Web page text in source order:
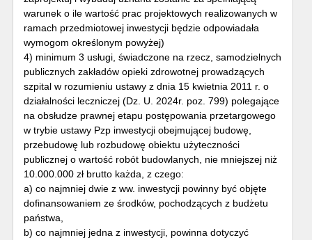
warunek o ile wartość prac projektowych realizowanych w
ramach przedmiotowej inwestycji będzie odpowiadała
wymogom określonym powyżej)
4) minimum 3 usługi, świadczone na rzecz, samodzielnych
publicznych zakładów opieki zdrowotnej prowadzących
szpital w rozumieniu ustawy z dnia 15 kwietnia 2011 r. o
działalności leczniczej (Dz. U. 2024r. poz. 799) polegające
na obsłudze prawnej etapu postępowania przetargowego
w trybie ustawy Pzp inwestycji obejmującej budowę,
przebudowę lub rozbudowę obiektu użyteczności
publicznej o wartość robót budowlanych, nie mniejszej niż
10.000.000 zł brutto każda, z czego:
a) co najmniej dwie z ww. inwestycji powinny być objęte
dofinansowaniem ze środków, pochodzących z budżetu
państwa,
b) co najmniej jedna z inwestycji, powinna dotyczyć